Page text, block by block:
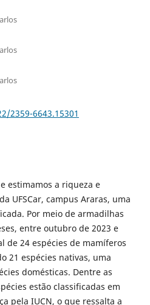
2359-6643.15301
estimamos a riqueza e
UFSCar, campus Araras, uma
Por meio de armadilhas
entre outubro de 2023 e
de 24 espécies de mamíferos
21 espécies nativas, uma
domésticas. Dentre as
estão classificadas em
pela IUCN, o que ressalta a